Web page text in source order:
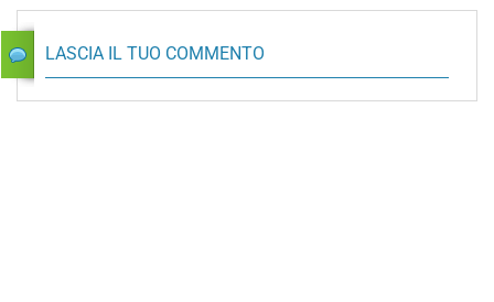
LASCIA IL TUO COMMENTO